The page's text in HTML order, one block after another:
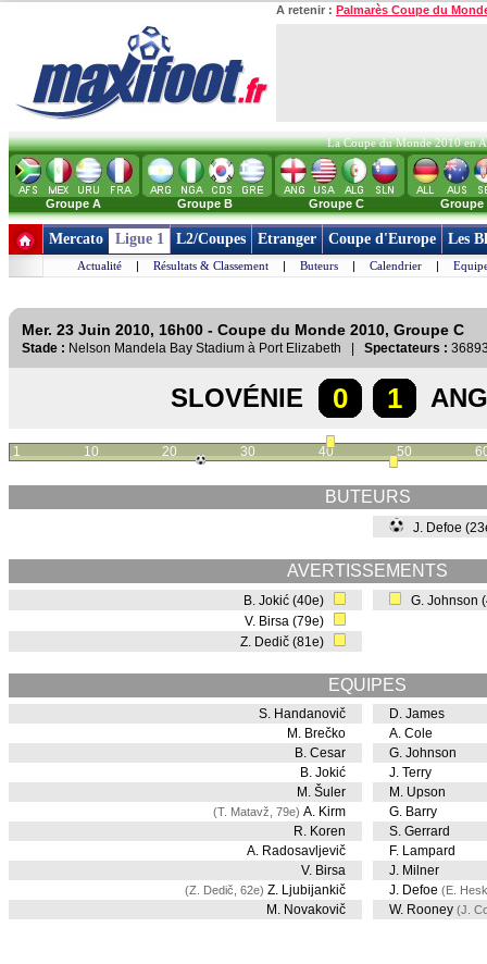
A retenir : Palmarès Coupe du
La Coupe du Monde 2010 en
Groupe A Groupe B Groupe C Groupe
Mercato Ligue 1 L2/Coupes Etranger Coupe d'Europe Les
Actualité | Résultats & Classement | Buteurs | Calendrier |
Mer. 23 Juin 2010, 16h00 - Coupe du Monde 2010, Groupe C
Stade : Nelson Mandela Bay Stadium à Port Elizabeth | Spectateurs :
SLOVÉNIE 0 1
1 10 20 30 40 50
BUTEURS
J. Defoe
AVERTISSEMENTS
B. Jokić (40e)
V. Birsa (79e)
Z. Dedič (81e)
G. Johnson
EQUIPES
S. Handanovič
M. Brečko
B. Cesar
B. Jokić
M. Šuler
(T. Matavž, 79e) A. Kirm
R. Koren
A. Radosavljevič
V. Birsa
(Z. Dedič, 62e) Z. Ljubijankič
M. Novakovič
D. James
A. Cole
G. Johnson
J. Terry
M. Upson
G. Barry
S. Gerrard
F. Lampard
J. Milner
J. Defoe (E.
W. Rooney (J.